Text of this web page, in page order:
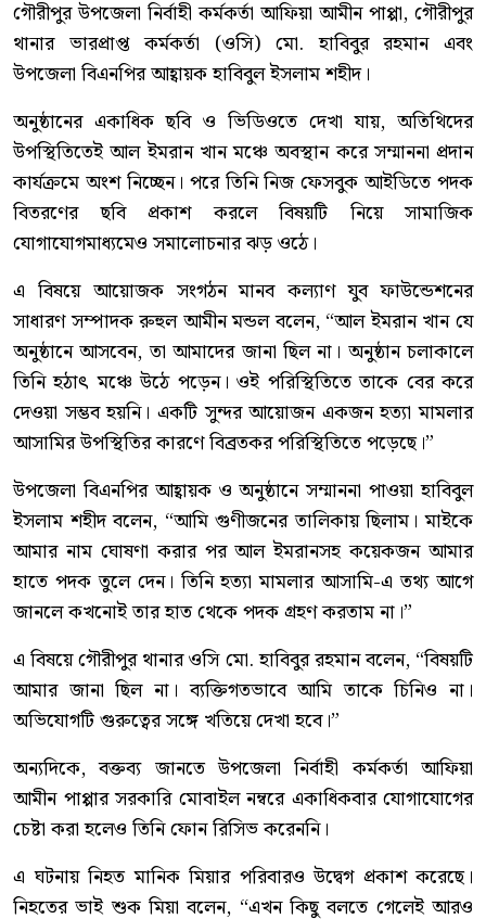
গৌরীপুর উপজেলা নির্বাহী কর্মকর্তা আফিয়া আমীন পাপ্পা, গৌরীপুর
থানার ভারপ্রাপ্ত কর্মকর্তা (ওসি) মো. হাবিবুর রহমান এবং
উপজেলা বিএনপির আহ্বায়ক হাবিবুল ইসলাম শহীদ।
অনুষ্ঠানের একাধিক ছবি ও ভিডিওতে দেখা যায়, অতিথিদের
উপস্থিতিতেই আল ইমরান খান মঞ্চে অবস্থান করে সম্মাননা প্রদান
কার্যক্রমে অংশ নিচ্ছেন। পরে তিনি নিজ ফেসবুক আইডিতে পদক
বিতরণের ছবি প্রকাশ করলে বিষয়টি নিয়ে সামাজিক
যোগাযোগমাধ্যমেও সমালোচনার ঝড় ওঠে।
এ বিষয়ে আয়োজক সংগঠন মানব কল্যাণ যুব ফাউন্ডেশনের
সাধারণ সম্পাদক রুহুল আমীন মন্ডল বলেন, “আল ইমরান খান যে
অনুষ্ঠানে আসবেন, তা আমাদের জানা ছিল না। অনুষ্ঠান চলাকালে
তিনি হঠাৎ মঞ্চে উঠে পড়েন। ওই পরিস্থিতিতে তাকে বের করে
দেওয়া সম্ভব হয়নি। একটি সুন্দর আয়োজন একজন হত্যা মামলার
আসামির উপস্থিতির কারণে বিব্রতকর পরিস্থিতিতে পড়েছে।”
উপজেলা বিএনপির আহ্বায়ক ও অনুষ্ঠানে সম্মাননা পাওয়া হাবিবুল
ইসলাম শহীদ বলেন, “আমি গুণীজনের তালিকায় ছিলাম। মাইকে
আমার নাম ঘোষণা করার পর আল ইমরানসহ কয়েকজন আমার
হাতে পদক তুলে দেন। তিনি হত্যা মামলার আসামি-এ তথ্য আগে
জানলে কখনোই তার হাত থেকে পদক গ্রহণ করতাম না।”
এ বিষয়ে গৌরীপুর থানার ওসি মো. হাবিবুর রহমান বলেন, “বিষয়টি
আমার জানা ছিল না। ব্যক্তিগতভাবে আমি তাকে চিনিও না।
অভিযোগটি গুরুত্বের সঙ্গে খতিয়ে দেখা হবে।”
অন্যদিকে, বক্তব্য জানতে উপজেলা নির্বাহী কর্মকর্তা আফিয়া
আমীন পাপ্পার সরকারি মোবাইল নম্বরে একাধিকবার যোগাযোগের
চেষ্টা করা হলেও তিনি ফোন রিসিভ করেননি।
এ ঘটনায় নিহত মানিক মিয়ার পরিবারও উদ্বেগ প্রকাশ করেছে।
নিহতের ভাই শুক মিয়া বলেন, “এখন কিছু বলতে গেলেই আরও